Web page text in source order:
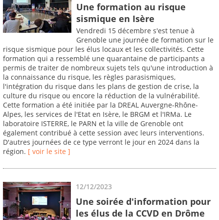
Une formation au risque
sismique en Isère
Vendredi 15 décembre s'est tenue à
Grenoble une journée de formation sur le
risque sismique pour les élus locaux et les collectivités. Cette
formation qui a ressemblé une quarantaine de participants a
permis de traiter de nombreux sujets tels qu'une introduction à
la connaissance du risque, les règles parasismiques,
l'intégration du risque dans les plans de gestion de crise, la
culture du risque ou encore la réduction de la vulnérabilité.
Cette formation a été initiée par la DREAL Auvergne-Rhône-
Alpes, les services de l'Etat en Isère, le BRGM et l'IRMa. Le
laboratoire ISTERRE, le PARN et la ville de Grenoble ont
également contribué à cette session avec leurs interventions.
D'autres journées de ce type verront le jour en 2024 dans la
région. [ voir le site ]
12/12/2023
Une soirée d'information pour
les élus de la CCVD en Drôme